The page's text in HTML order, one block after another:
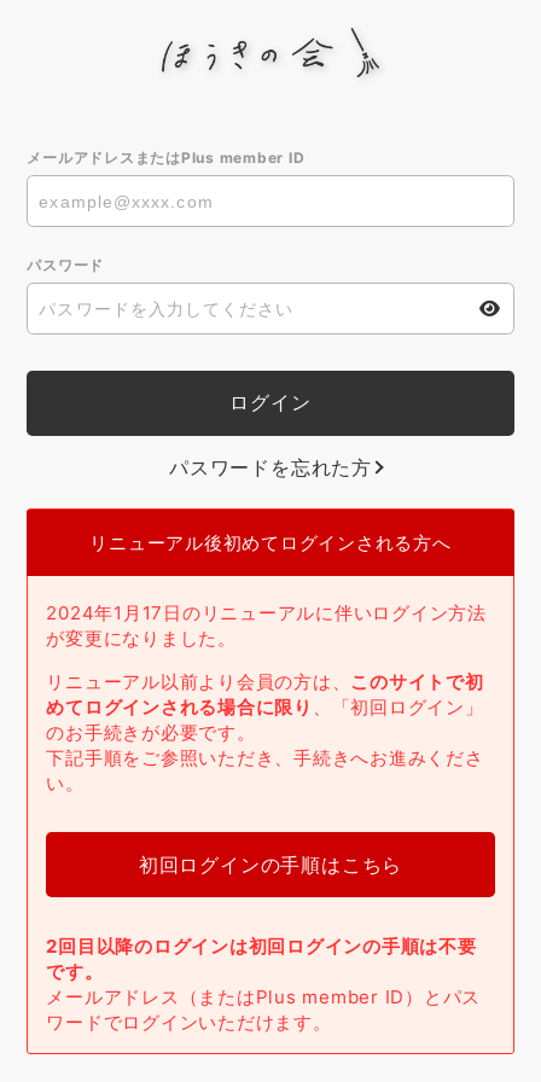
メールアドレスまたはPlus member ID
パスワード
パスワードを忘れた方
リニューアル後初めてログインされる方へ
2024年1月17日のリニューアルに伴いログイン方法
が変更になりました。
リニューアル以前より会員の方は、 このサイトで初
めてログインされる場合に限り
、「初回ログイン」
のお手続きが必要です。
下記手順をご参照いただき、手続きへお進みくださ
い。
初回ログインの手順はこちら
2回目以降のログインは初回ログインの手順は不要
です。
メールアドレス（またはPlus member ID）とパス
ワードでログインいただけます。